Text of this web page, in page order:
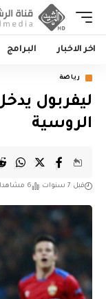
اخر الاخبار البرامج
رياضة
ليفربول
الروسية
قبل 7 سنوات 6 مشاهدات